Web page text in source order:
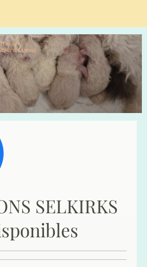
et SH :
& kittens)
SELKIRKS